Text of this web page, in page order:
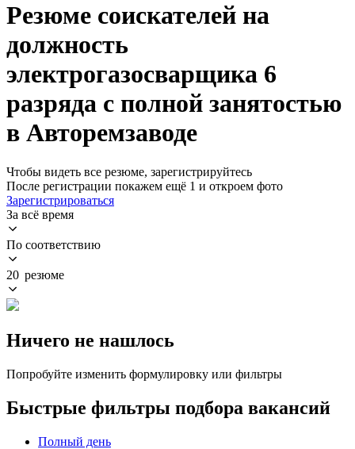
Резюме соискателей на
должность
электрогазосварщика 6
разряда с полной занятостью
в Авторемзаводе
Чтобы видеть все резюме, зарегистрируйтесь
После регистрации покажем ещё 1 и откроем фото
Зарегистрироваться
За всё время
По соответствию
20 резюме
Ничего не нашлось
Попробуйте изменить формулировку или фильтры
Быстрые фильтры подбора вакансий
Полный день